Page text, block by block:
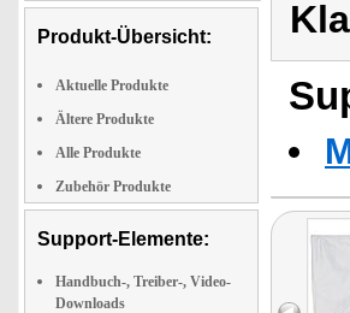
Produkt-Übersicht:
Aktuelle Produkte
Ältere Produkte
Alle Produkte
Zubehör Produkte
Support-Elemente:
Handbuch-, Treiber-, Video-
Downloads